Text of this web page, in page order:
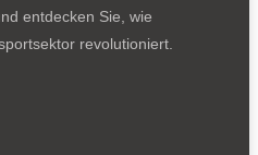
entdecken Sie, wie
revolutioniert.